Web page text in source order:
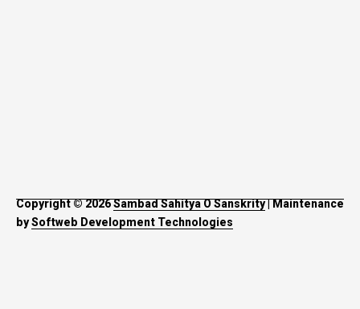
Copyright © 2026Sambad Sahitya O Sanskrity| Maintenance
bySoftweb Development Technologies